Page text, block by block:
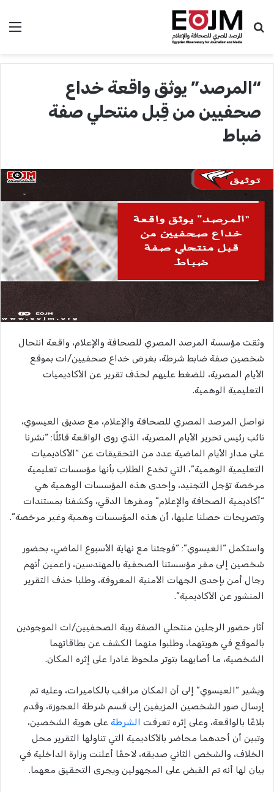
بحث عن
“المرصد” يوثق واقعة خداع
صحفيين من قِبل منتحلي صفة
ضباط
وثقت مؤسسة المرصد المصري للصحافة والإعلام، واقعة انتحال
شخصين صفة ضابط شرطة، بغرض خداع صحفيين/ات بموقع
الأيام المصرية، للضغط عليهم لحذف تقرير عن الأكاديميات
التعليمية الوهمية.
تواصل المرصد المصري للصحافة والإعلام، مع صديق العيسوي،
نائب رئيس تحرير الأيام المصرية، الذي روى الواقعة قائلًا: “نشرنا
على مدار الأيام الماضية عدد من التحقيقات عن “الأكاديميات
التعليمية الوهمية”، التي تخدع الطلاب بأنها مؤسسات تعليمية
مرخصة تؤجل التجنيد، وإحدى هذه المؤسسات الوهمية هي
“أكاديمية الصحافة والإعلام” ومقرها الدقي، وكشفنا بمستندات
وتصريحات حصلنا عليها، أن هذه المؤسسات وهمية وغير مرخصة”.
واستكمل “العيسوي”: “فوجئنا مع نهاية الأسبوع الماضي، بحضور
شخصين إلى مقر مؤسستنا الصحفية بالمهندسين، زاعمين أنهم
رجال أمن بإحدى الجهات الأمنية المعروفة، وطلبا حذف التقرير
المنشور عن الأكاديمية”.
أثار حضور الرجلين منتحلي الصفة ريبة الصحفيين/ات الموجودين
بالموقع في هويتهما، وطلبوا منهما الكشف عن بطاقاتهما
الشخصية، ما أصابهما بتوتر ملحوظ غادرا على إثره المكان.
ويشير “العيسوي” إلى أن المكان مراقب بالكاميرات، وعليه تم
إرسال صور الشخصين المزيفين إلى قسم شرطة العجوزة، وقدم
بلاغًا بالواقعة، وعلى إثره تعرفت الشرطة على هوية الشخصين،
وتبين أن أحدهما محاضر بالأكاديمية التي تناولها التقرير محل
الخلاف، والشخص الثاني صديقه، لاحقًا أعلنت وزارة الداخلية في
بيان لها أنه تم القبض على المجهولين ويجرى التحقيق معهما.